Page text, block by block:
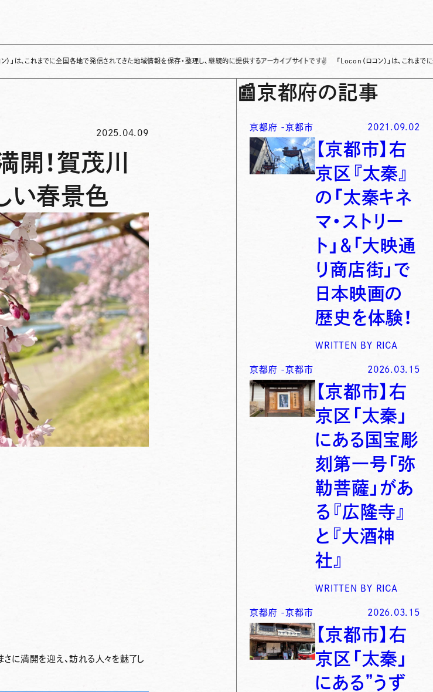
までに全国各地で発信されてきた地域情報を保存・整理し、継続的に提供するアーカイブサイトです✌ 「Locon（ロコン）」は、これまでに全国各地
2025.04.09
開！賀茂川
い春景色
に満開を迎え、訪れる人々を魅了し
📰京都府の記事
京都府 -京都市 2021.09.02
【京都市】右
京区『太秦』
の「太秦キネ
マ・ストリー
ト」＆「大映通
り商店街」で
日本映画の
歴史を体験！
WRITTEN BY RICA
京都府 -京都市 2026.03.15
【京都市】右
京区「太秦」
にある国宝彫
刻第一号「弥
勒菩薩」があ
る『広隆寺』
と『大酒神
社』
WRITTEN BY RICA
京都府 -京都市 2026.03.15
【京都市】右
京区「太秦」
にある”うず